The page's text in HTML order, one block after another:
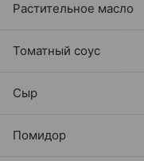
Растительное масло
Томатный соус
Сыр
Помидор